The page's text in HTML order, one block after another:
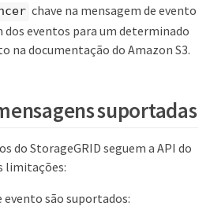
chave na mensagem de evento
eventos para um determinado
na documentação do Amazon S3.
suportadas
do StorageGRID seguem a API do
limitações:
são suportados: